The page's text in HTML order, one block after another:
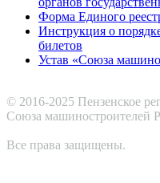
Форма Единого
Инструкция о
билетов
Устав «Союза
© 2016-2025 Пензенское
Cоюза машиностроителей
Все права защищены.